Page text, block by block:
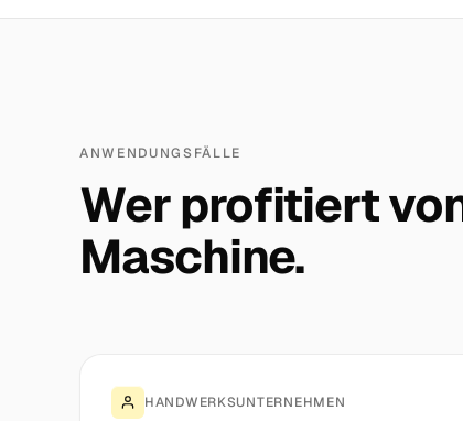
ANWENDUNGSFÄLLE
Wer profitiert
Maschine.
HANDWERKSUNTERNEHMEN